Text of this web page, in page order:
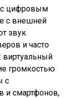
с цифровым
с внешней
звук
и часто
громкостью
с
и смартфонов,